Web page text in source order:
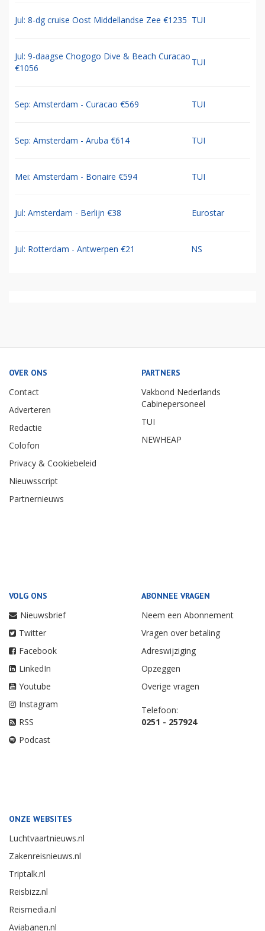
Jul: 8-dg cruise Oost Middellandse Zee €1235 TUI
Jul: 9-daagse Chogogo Dive & Beach Curacao
€1056
TUI
Sep: Amsterdam - Curacao €569 TUI
Sep: Amsterdam - Aruba €614 TUI
Mei: Amsterdam - Bonaire €594 TUI
Jul: Amsterdam - Berlijn €38 Eurostar
Jul: Rotterdam - Antwerpen €21 NS
OVER ONS
Contact
Adverteren
Redactie
Colofon
Privacy & Cookiebeleid
Nieuwsscript
Partnernieuws
PARTNERS
Vakbond Nederlands
Cabinepersoneel
TUI
NEWHEAP
VOLG ONS
Nieuwsbrief
Twitter
Facebook
LinkedIn
Youtube
Instagram
RSS
Podcast
ABONNEE VRAGEN
Neem een Abonnement
Vragen over betaling
Adreswijziging
Opzeggen
Overige vragen
Telefoon:
0251 - 257924
ONZE WEBSITES
Luchtvaartnieuws.nl
Zakenreisnieuws.nl
Triptalk.nl
Reisbizz.nl
Reismedia.nl
Aviabanen.nl